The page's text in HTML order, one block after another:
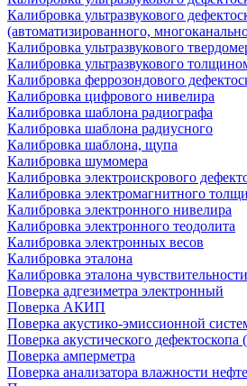
Калибровка ультразвукового
(автоматизированного,
Калибровка ультразвукового
Калибровка ультразвукового
Калибровка феррозондового
Калибровка цифрового нивелира
Калибровка шаблона радиографа
Калибровка шаблона радиусного
Калибровка шаблона, щупа
Калибровка шумомера
Калибровка электроискрового
Калибровка электромагнитного
Калибровка электронного нивелира
Калибровка электронного теодолита
Калибровка электронных весов
Калибровка эталона
Калибровка эталона чувствительности
Поверка адгезиметра электронный
Поверка АКИП
Поверка акустико-эмиссионной
Поверка акустического дефектоскопа
Поверка амперметра
Поверка анализатора влажности